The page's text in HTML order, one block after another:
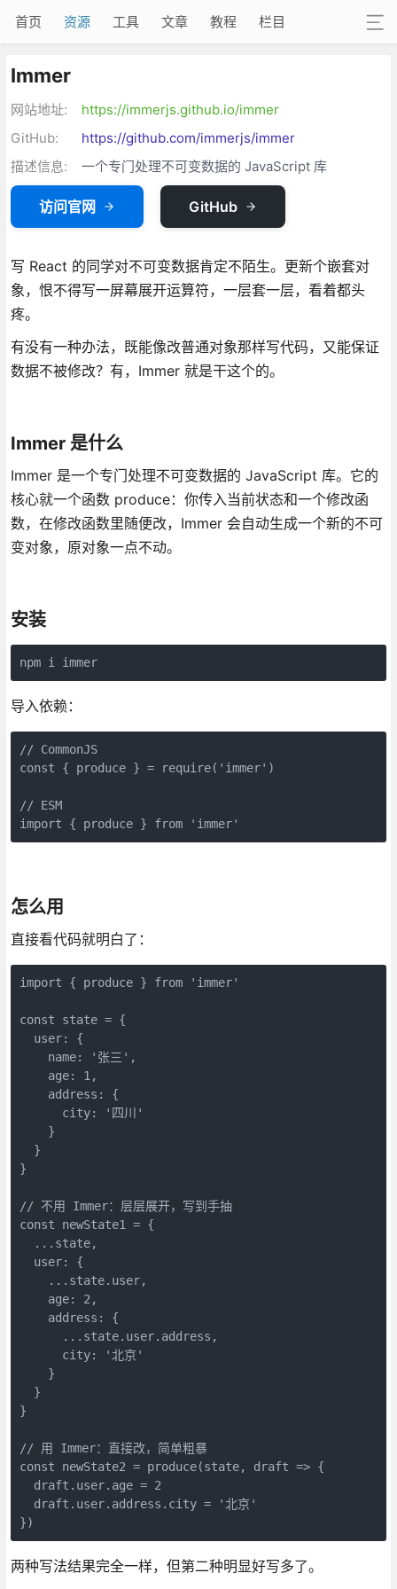
首页 资源 工具 文章 教程 栏目
Immer
网站地址:
https://immerjs.github.io/immer
GitHub:
https://github.com/immerjs/immer
描述信息:
一个专门处理不可变数据的 JavaScript 库
访问官网 GitHub
写 React 的同学对不可变数据肯定不陌生。更新个嵌套对
象，恨不得写一屏幕展开运算符，一层套一层，看着都头
疼。
有没有一种办法，既能像改普通对象那样写代码，又能保证
数据不被修改？有，Immer 就是干这个的。
Immer 是什么
Immer 是一个专门处理不可变数据的 JavaScript 库。它的
核心就一个函数 produce：你传入当前状态和一个修改函
数，在修改函数里随便改，Immer 会自动生成一个新的不可
变对象，原对象一点不动。
安装
npm i immer
导入依赖：
// CommonJS
const { produce } = require('immer')
// ESM
import { produce } from 'immer'
怎么用
直接看代码就明白了：
import { produce } from 'immer'
const state = {
  user: {
    name: '张三',
    age: 1,
    address: {
      city: '四川'
    }
  }
}
// 不用 Immer：层层展开，写到手抽
const newState1 = {
  ...state,
  user: {
    ...state.user,
    age: 2,
    address: {
      ...state.user.address,
      city: '北京'
    }
  }
}
// 用 Immer：直接改，简单粗暴
const newState2 = produce(state, draft => {
  draft.user.age = 2
  draft.user.address.city = '北京'
})
两种写法结果完全一样，但第二种明显好写多了。